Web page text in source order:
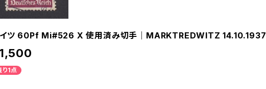
ツ 60Pf Mi#526 X 使用済み切手｜MARKTREDWITZ 14.10.1937
り1点